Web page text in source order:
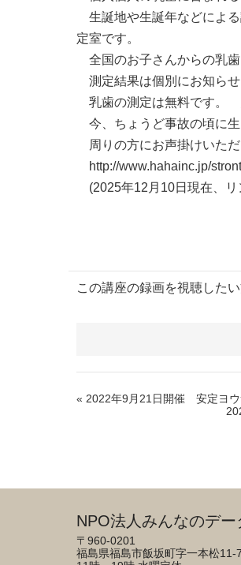
生誕地や生誕年などによる
定室です。
全国のお子さんからの乳歯
測定結果は個別にお知らせ
乳歯の測定は無料です。
今、ちょうど事故の頃に生
周りの方にお声掛けいただ
http://www.hahainc.jp/
(2025年12月10日現在、リ
この講座の録画を視聴した
« 2022年9月21日開催 安定ヨウ
NPO法人みんなのデー
〒960-0201
福島県福島市飯坂町字一本松11-7